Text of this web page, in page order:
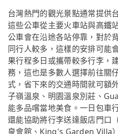
台灣熱門的觀光景點通常提供
這些公車從主要火車站與高鐵
公車會在沿途各站停靠，對於
同行人較多，這樣的安排可能
果行程多日或攜帶較多行李，
務，這也是多數人選擇前往關
式，省下來的交通時間就可額
子嶺溫泉、明園溫泉別莊、
能多品嚐當地美食。一日包
還能協助將行李送達飯店門口
泉會館、King's Garden Villa